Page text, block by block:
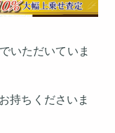
いただいていま
持ちくださいま